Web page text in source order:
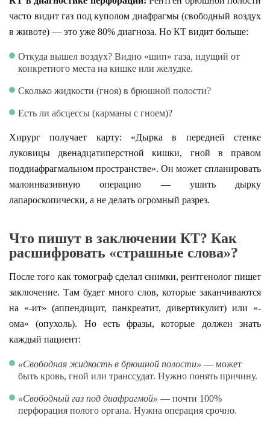
часто видит газ под куполом диафрагмы (свободный воздух
в животе) — это уже 80% диагноза. Но КТ видит больше:
Откуда вышел воздух? Видно «шип» газа, идущий от
конкретного места на кишке или желудке.
Сколько жидкости (гноя) в брюшной полости?
Есть ли абсцессы (карманы с гноем)?
Хирург получает карту: «Дырка в передней стенке
луковицы двенадцатиперстной кишки, гной в правом
поддиафрагмальном пространстве». Он может спланировать
малоинвазивную операцию — ушить дырку
лапароскопически, а не делать огромный разрез.
Что пишут в заключении КТ? Как
расшифровать «страшные слова»?
После того как томограф сделал снимки, рентгенолог пишет
заключение. Там будет много слов, которые заканчиваются
на «-ит» (аппендицит, панкреатит, дивертикулит) или «-
ома» (опухоль). Но есть фразы, которые должен знать
каждый пациент:
«Свободная жидкость в брюшной полости» — может
быть кровь, гной или транссудат. Нужно понять причину.
«Свободный газ под диафрагмой» — почти 100%
перфорация полого органа. Нужна операция срочно.